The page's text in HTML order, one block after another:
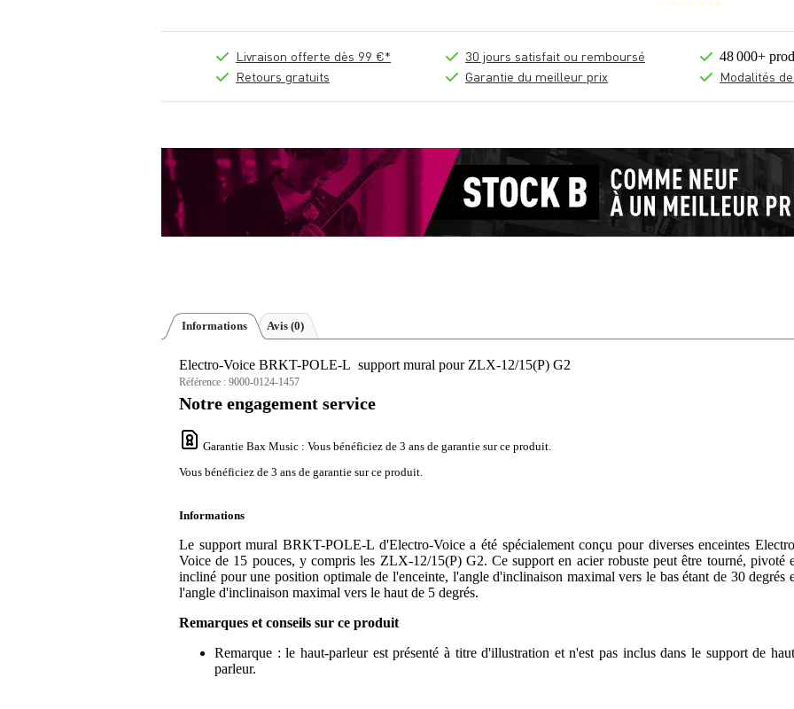
Livraison offerte dès 99 €*
Retours gratuits
30 jours satisfait ou remboursé
Garantie du meilleur prix
48 000+
Modalités
Informations Avis (0)
Electro-Voice BRKT-POLE-L support mural pour ZLX-12/15(P) G2
Référence : 9000-0124-1457
Notre engagement service
Garantie Bax Music : Vous bénéficiez de 3 ans de garantie sur ce produit.
Vous bénéficiez de 3 ans de garantie sur ce produit.
Informations
Le support mural BRKT-POLE-L d'Electro-Voice a été spécialement conçu pour diverses enceintes
Voice de 15 pouces, y compris les ZLX-12/15(P) G2. Ce support en acier robuste peut être tourné, pivoté
incliné pour une position optimale de l'enceinte, l'angle d'inclinaison maximal vers le bas étant de 30 degrés
l'angle d'inclinaison maximal vers le haut de 5 degrés.
Remarques et conseils sur ce produit
Remarque : le haut-parleur est présenté à titre d'illustration et n'est pas inclus dans le support de
parleur.